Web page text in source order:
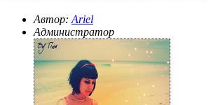
Автор: Ariel
Администратор